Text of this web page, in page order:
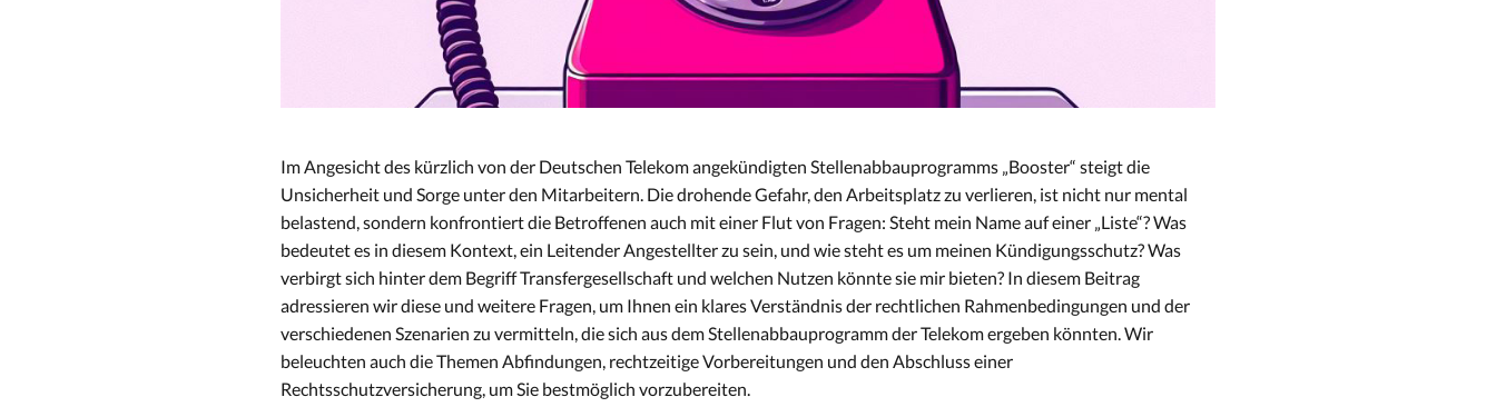
Im Angesicht des kürzlich von der Deutschen Telekom angekündigten Stellenabbauprogramms „Booster“ steigt die
Unsicherheit und Sorge unter den Mitarbeitern. Die drohende Gefahr, den Arbeitsplatz zu verlieren, ist nicht nur mental
belastend, sondern konfrontiert die Betroffenen auch mit einer Flut von Fragen: Steht mein Name auf einer „Liste“? Was
bedeutet es in diesem Kontext, ein Leitender Angestellter zu sein, und wie steht es um meinen Kündigungsschutz? Was
verbirgt sich hinter dem Begriff Transfergesellschaft und welchen Nutzen könnte sie mir bieten? In diesem Beitrag
adressieren wir diese und weitere Fragen, um Ihnen ein klares Verständnis der rechtlichen Rahmenbedingungen und der
verschiedenen Szenarien zu vermitteln, die sich aus dem Stellenabbauprogramm der Telekom ergeben könnten. Wir
beleuchten auch die Themen Abfindungen, rechtzeitige Vorbereitungen und den Abschluss einer
Rechtsschutzversicherung, um Sie bestmöglich vorzubereiten.